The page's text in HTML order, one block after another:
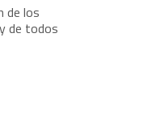
de los
de todos